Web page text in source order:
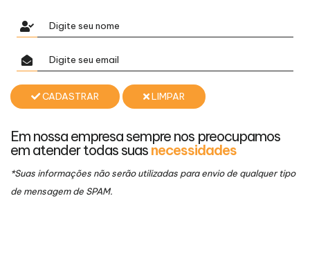
CADASTRAR LIMPAR
Em nossa empresa sempre nos preocupamos
em atender todas suas necessidades
*Suas informações não serão utilizadas para envio de qualquer tipo
de mensagem de SPAM.